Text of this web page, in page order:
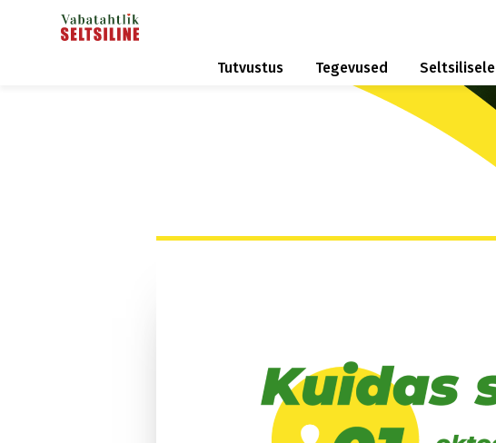
Tutvustus Tegevused Seltsilisele